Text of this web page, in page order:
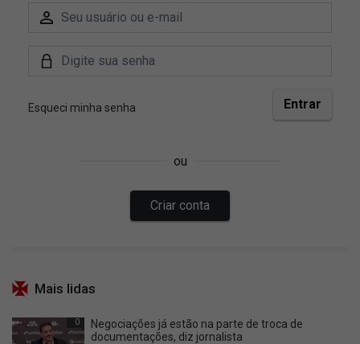
Mais lidas
0
Negociações já estão na parte de troca de
documentações, diz jornalista